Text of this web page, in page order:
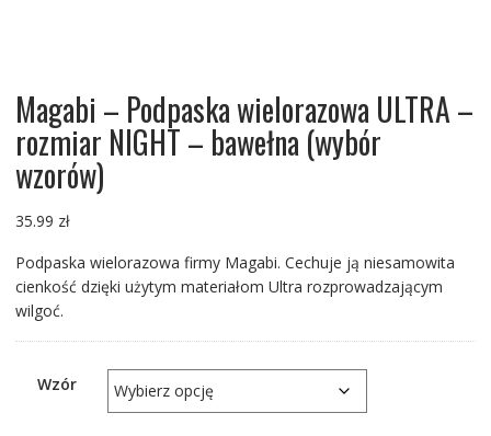
Magabi – Podpaska wielorazowa ULTRA –
rozmiar NIGHT – bawełna (wybór
wzorów)
35.99 zł
Podpaska wielorazowa firmy Magabi. Cechuje ją niesamowita
cienkość dzięki użytym materiałom Ultra rozprowadzającym
wilgoć.
Wzór